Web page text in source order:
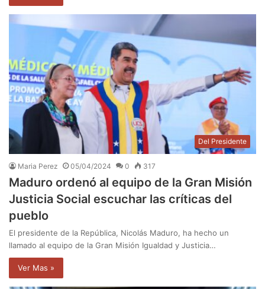
Del Presidente
Maria Perez 05/04/2024 0 317
Maduro ordenó al equipo de la Gran Misión
Justicia Social escuchar las críticas del
pueblo
El presidente de la República, Nicolás Maduro, ha hecho un
llamado al equipo de la Gran Misión Igualdad y Justicia…
Ver Mas »